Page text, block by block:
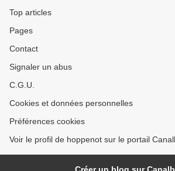
Top articles
Pages
Contact
Signaler un abus
C.G.U.
Cookies et données personnelles
Préférences cookies
Voir le profil de hoppenot sur le portail